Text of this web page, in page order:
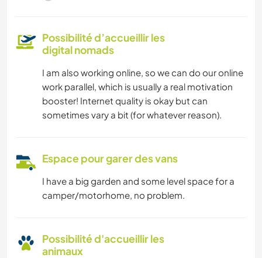
Possibilité d’accueillir les
digital nomads
I am also working online, so we can do our online
work parallel, which is usually a real motivation
booster! Internet quality is okay but can
sometimes vary a bit (for whatever reason).
Espace pour garer des vans
I have a big garden and some level space for a
camper/motorhome, no problem.
Possibilité d'accueillir les
animaux